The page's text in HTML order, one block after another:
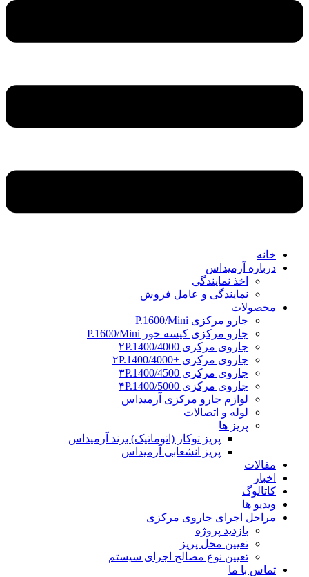
خانه
درباره آرمیداس
اخذ نمایندگی
نمایندگی و عامل فروش
محصولات
جارو مرکزی P.1600/Mini
جارو مرکزی کیسه خور P.1600/Mini
جاروی مرکزی ۲P.1400/4000
جاروی مرکزی +۲P.1400/4000
جاروی مرکزی ۳P.1400/4500
جاروی مرکزی ۴P.1400/5000
لوازم جارو مرکزی آرمیداس
لوله و اتصالات
پریز ها
پریز توکار (اتوماتیک) برند آرمیداس
پریز انشعابی آرمیداس
مقالات
اخبار
کاتالوگ
ویدیو ها
مراحل اجرای جاروی مرکزی
بازدید پروژه
تعیین محل پریز
تعیین نوع مصالح اجرای سیستم
تماس با ما